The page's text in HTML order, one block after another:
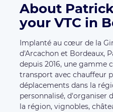
About
your VTC in
Implanté au cœur de la
d'Arcachon et Bordeaux,
depuis 2016, une gamme
transport avec chauffeur
déplacements dans la
personnalisé, d'organiser
la région, vignobles,